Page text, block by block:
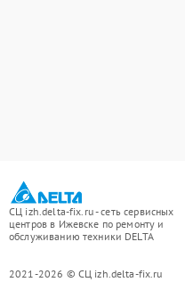
СЦ izh.delta-fix.ru - сеть сервисных
центров в Ижевске по ремонту и
обслуживанию техники DELTA
2021-2026 © СЦ izh.delta-fix.ru